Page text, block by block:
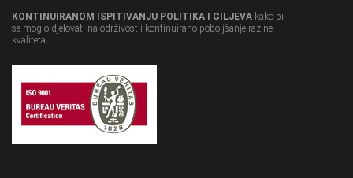
KONTINUIRANOM ISPITIVANJU POLITIKA I CILJEVA kako bi
se moglo djelovati na održivost i kontinuirano poboljšanje razine
kvaliteta